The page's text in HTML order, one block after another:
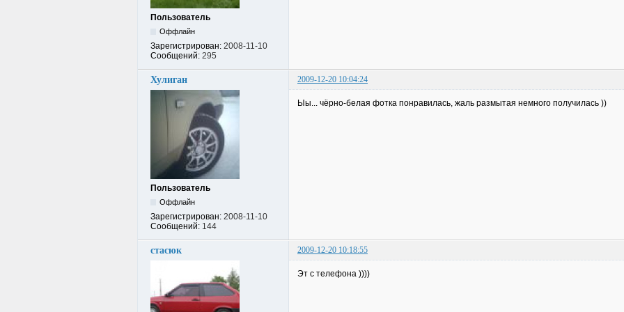
Пользователь
Оффлайн
Зарегистрирован: 2008-11-10
Сообщений: 295
Хулиган 2009-12-20 10:04:24
Пользователь
Оффлайн
Зарегистрирован: 2008-11-10
Сообщений: 144
Ыы... чёрно-белая фотка понравилась, жаль размытая немного получилась ))
стасюк 2009-12-20 10:18:55
Эт с телефона ))))